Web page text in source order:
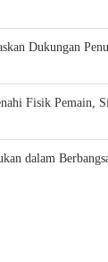
Dukungan
Fisik Pemain,
dalam